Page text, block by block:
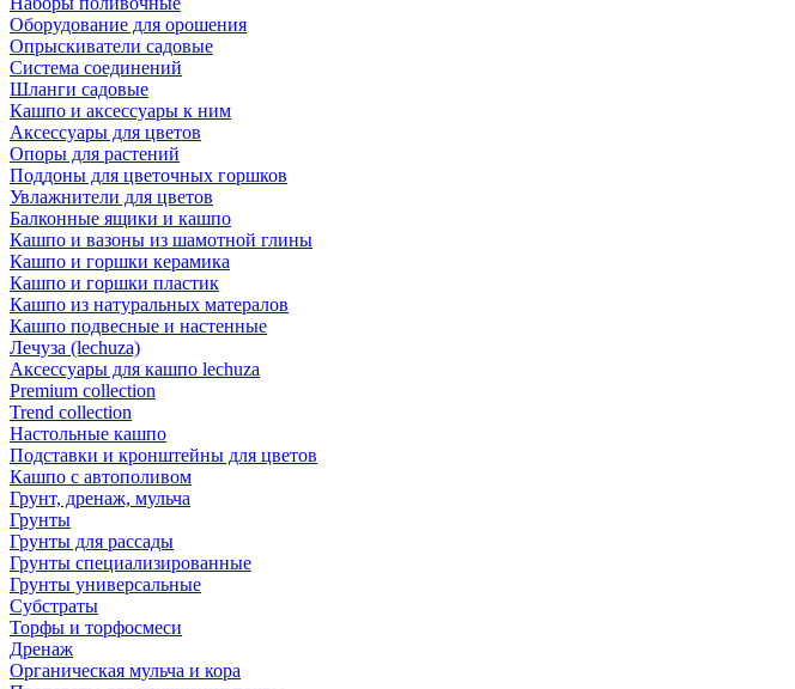
Оборудование для орошения
Опрыскиватели садовые
Система соединений
Шланги садовые
Кашпо и аксессуары к ним
Аксессуары для цветов
Опоры для растений
Поддоны для цветочных горшков
Увлажнители для цветов
Балконные ящики и кашпо
Кашпо и вазоны из шамотной глины
Кашпо и горшки керамика
Кашпо и горшки пластик
Кашпо из натуральных матералов
Кашпо подвесные и настенные
Лечуза (lechuza)
Аксессуары для кашпо lechuza
Premium collection
Trend collection
Настольные кашпо
Подставки и кронштейны для цветов
Кашпо с автополивом
Грунт, дренаж, мульча
Грунты
Грунты для рассады
Грунты специализированные
Грунты универсальные
Субстраты
Торфы и торфосмеси
Дренаж
Органическая мульча и кора